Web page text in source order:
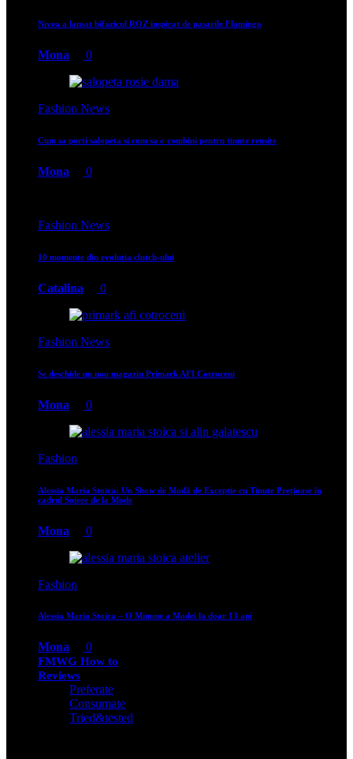
Nivea a lansat bifazicul ROZ inspirat de pasarile Flamingo
Mona 0
Fashion News
Cum sa porti salopeta si cum sa o combini pentru tinute reusite
Mona 0
Fashion News
10 momente din evolutia clutch-ului
Catalina 0
Fashion News
Se deschide un nou magazin Primark AFI Cotroceni
Mona 0
Fashion
Alessia Maria Stoica: Un Show de Modă de Excepție cu Ținute Prețioase în
cadrul Soiree de la Mode
Mona 0
Fashion
Alessia Maria Stoica – O Minune a Modei la doar 13 ani
Mona 0
FMWG How to
Reviews
Preferate
Consumate
Tried&tested